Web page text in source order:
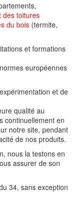
des toitures
du bois (termite,
et formations
européennes
et de
qualité au
continuellement en
notre site, pendant
de nos produits.
nous la testons en
assurer de son
34, sans exception